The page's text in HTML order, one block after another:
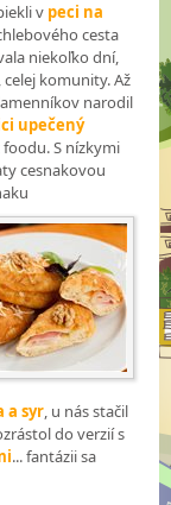
v peci na
cesta
niekoľko dní,
komunity. Až
narodil
upečený
S nízkymi
cesnakovou
a syr, u nás stačil
do verzií s
... fantázii sa